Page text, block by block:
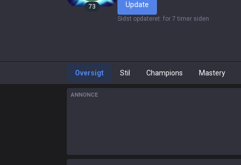
73 Update
Sidst opdateret: for 7 timer siden
Oversigt Stil Champions Mastery
ANNONCE